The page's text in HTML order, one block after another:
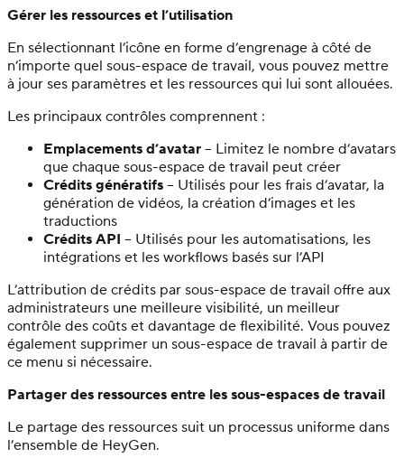
Gérer les ressources et l’utilisation
En sélectionnant l’icône en forme d’engrenage à côté de
n’importe quel sous-espace de travail, vous pouvez mettre
à jour ses paramètres et les ressources qui lui sont allouées.
Les principaux contrôles comprennent :
Emplacements d’avatar – Limitez le nombre d’avatars
que chaque sous-espace de travail peut créer
Crédits génératifs – Utilisés pour les frais d’avatar, la
génération de vidéos, la création d’images et les
traductions
Crédits API – Utilisés pour les automatisations, les
intégrations et les workflows basés sur l’API
L’attribution de crédits par sous-espace de travail offre aux
administrateurs une meilleure visibilité, un meilleur
contrôle des coûts et davantage de flexibilité. Vous pouvez
également supprimer un sous-espace de travail à partir de
ce menu si nécessaire.
Partager des ressources entre les sous-espaces de travail
Le partage des ressources suit un processus uniforme dans
l’ensemble de HeyGen.